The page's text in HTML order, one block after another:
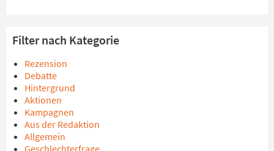
Filter nach Kategorie
Rezension
Debatte
Hintergrund
Aktionen
Kampagnen
Aus der Redaktion
Allgemein